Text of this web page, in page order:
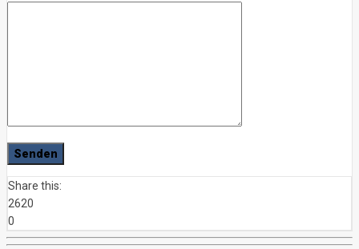
Share this:
2620
0